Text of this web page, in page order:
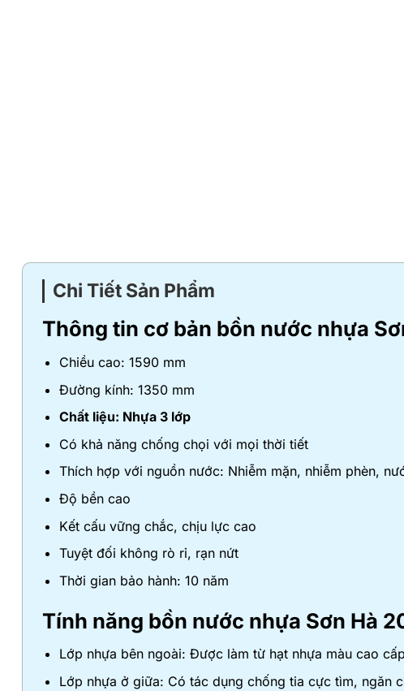
Chi Tiết Sản Phẩm
Thông tin cơ bản bồn nước nhựa
Chiều cao: 1590 mm
Đường kính: 1350 mm
Chất liệu: Nhựa 3 lớp
Có khả năng chống chọi với mọi thời tiết
Thích hợp với nguồn nước: Nhiễm mặn, nhiễm phèn,
Độ bền cao
Kết cấu vững chắc, chịu lực cao
Tuyệt đối không rò rỉ, rạn nứt
Thời gian bảo hành: 10 năm
Tính năng bồn nước nhựa Sơn Hà
Lớp nhựa bên ngoài: Được làm từ hạt nhựa màu cao
Lớp nhựa ở giữa: Có tác dụng chống tia cực tìm, ngăn